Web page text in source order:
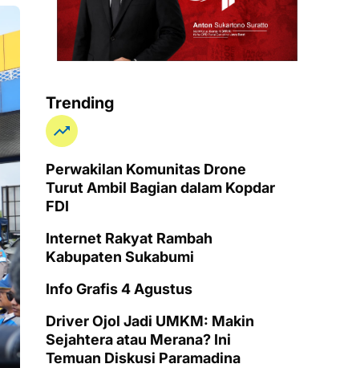
Trending
Perwakilan Komunitas Drone
Turut Ambil Bagian dalam Kopdar
FDI
Internet Rakyat Rambah
Kabupaten Sukabumi
Info Grafis 4 Agustus
Driver Ojol Jadi UMKM: Makin
Sejahtera atau Merana? Ini
Temuan Diskusi Paramadina